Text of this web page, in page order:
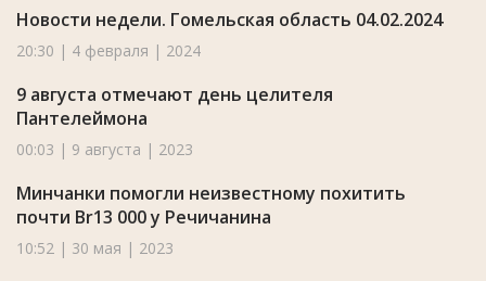
Новости недели. Гомельская область 04.02.2024
20:30 | 4 февраля | 2024
9 августа отмечают день целителя
Пантелеймона
00:03 | 9 августа | 2023
Минчанки помогли неизвестному похитить
почти Br13 000 у Речичанина
10:52 | 30 мая | 2023